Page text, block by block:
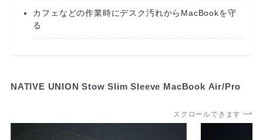
カフェなどの作業時にデスク汚れからMacBookを守
る
NATIVE UNION Stow Slim Sleeve MacBook Air/Pro
スクロールできます